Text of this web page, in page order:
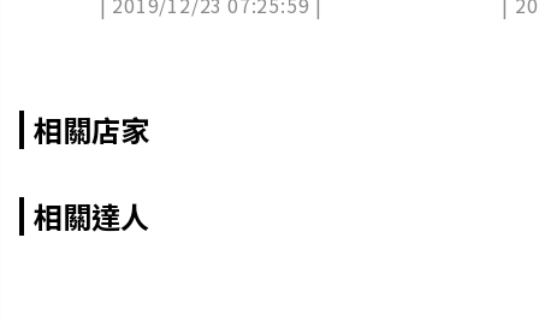
相關店家
相關達人